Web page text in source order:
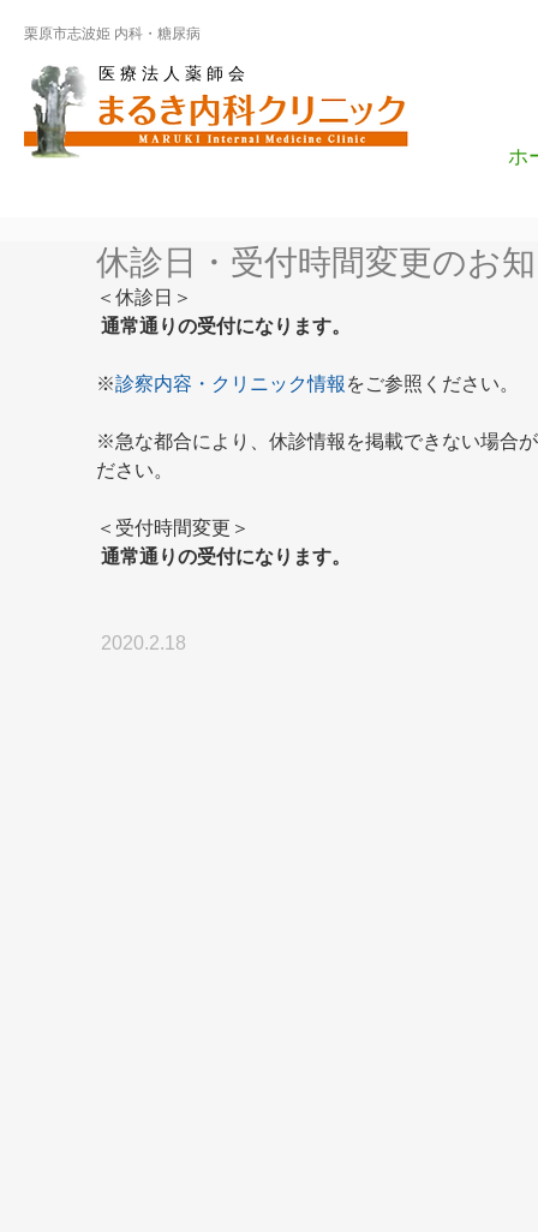
栗原市志波姫 内科・糖尿病
医 療 法 人 薬 師 会
ホ
休診日・受付時間変更のお
＜休診日＞
通常通りの受付になります。
※診察内容・クリニック情報 をご参照ください。
※急な都合により、休診情報を掲載できない場合
ださい。
＜受付時間変更＞
通常通りの受付になります。
2020.2.18